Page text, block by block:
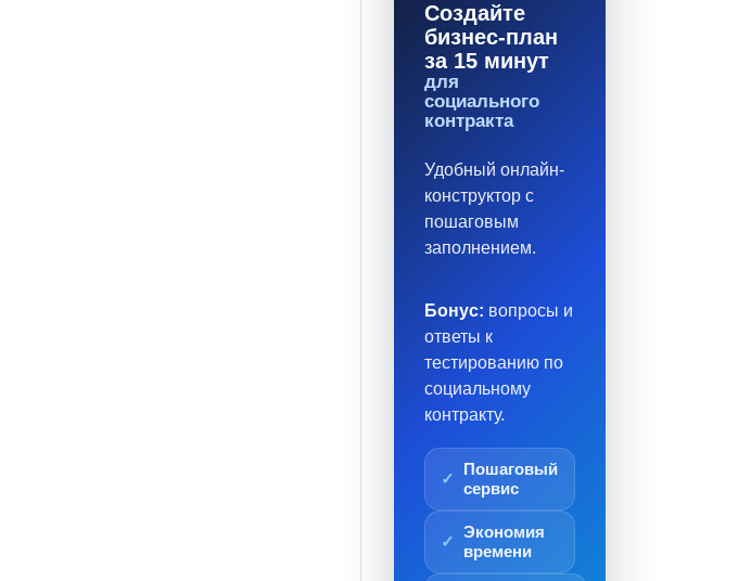
Создайте
бизнес-план
за 15 минут
для
социального
контракта
Удобный онлайн-
конструктор с
пошаговым
заполнением.
Бонус: вопросы и
ответы к
тестированию по
социальному
контракту.
Пошаговый
сервис
Экономия
времени